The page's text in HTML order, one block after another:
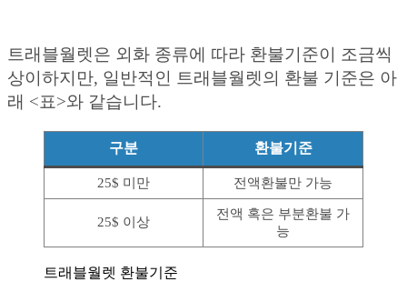
트래블월렛은 외화 종류에 따라 환불기준이 조금씩
상이하지만, 일반적인 트래블월렛의 환불 기준은 아
래 <표>와 같습니다.
구분 환불기준
25$ 미만 전액환불만 가능
25$ 이상
전액 혹은 부분환불 가
능
트래블월렛 환불기준